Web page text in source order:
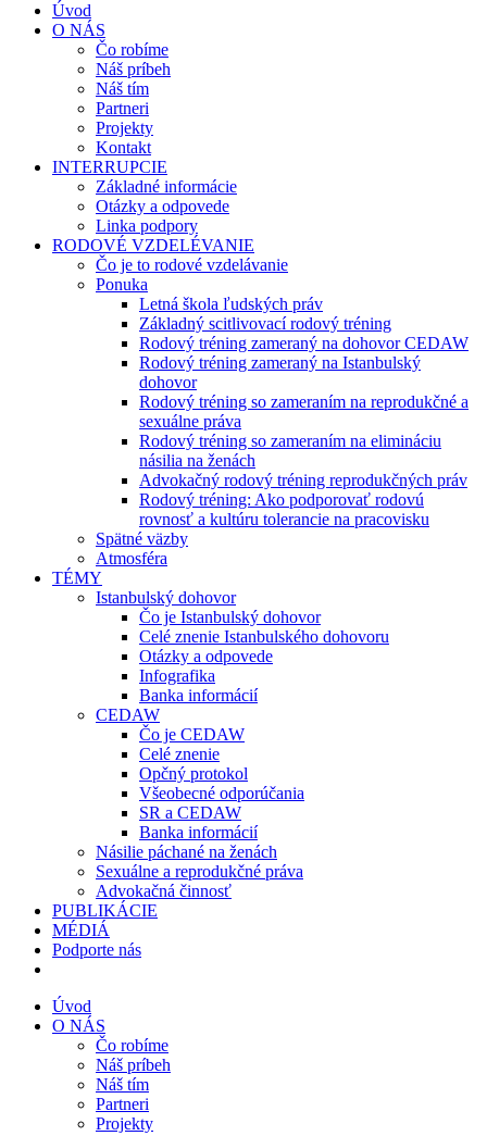
Úvod
O NÁS
Čo robíme
Náš príbeh
Náš tím
Partneri
Projekty
Kontakt
INTERRUPCIE
Základné informácie
Otázky a odpovede
Linka podpory
RODOVÉ VZDELÉVANIE
Čo je to rodové vzdelávanie
Ponuka
Letná škola ľudských práv
Základný scitlivovací rodový tréning
Rodový tréning zameraný na dohovor CEDAW
Rodový tréning zameraný na Istanbulský
dohovor
Rodový tréning so zameraním na reprodukčné a
sexuálne práva
Rodový tréning so zameraním na elimináciu
násilia na ženách
Advokačný rodový tréning reprodukčných práv
Rodový tréning: Ako podporovať rodovú
rovnosť a kultúru tolerancie na pracovisku
Spätné väzby
Atmosféra
TÉMY
Istanbulský dohovor
Čo je Istanbulský dohovor
Celé znenie Istanbulského dohovoru
Otázky a odpovede
Infografika
Banka informácií
CEDAW
Čo je CEDAW
Celé znenie
Opčný protokol
Všeobecné odporúčania
SR a CEDAW
Banka informácií
Násilie páchané na ženách
Sexuálne a reprodukčné práva
Advokačná činnosť
PUBLIKÁCIE
MÉDIÁ
Podporte nás
Úvod
O NÁS
Čo robíme
Náš príbeh
Náš tím
Partneri
Projekty